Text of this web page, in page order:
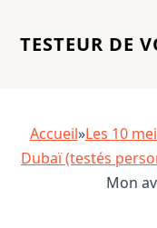
TESTEUR DE
Accueil»Les 10
Dubaï (testés
Mon